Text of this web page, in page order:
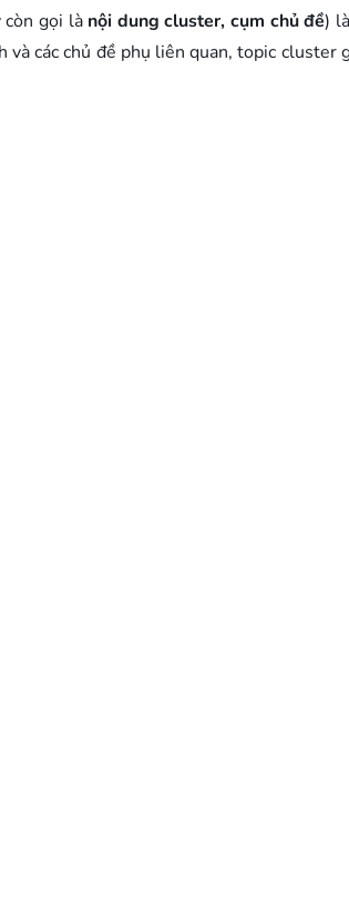
gọi là nội dung cluster, cụm chủ đề)
các chủ đề phụ liên quan, topic cluster